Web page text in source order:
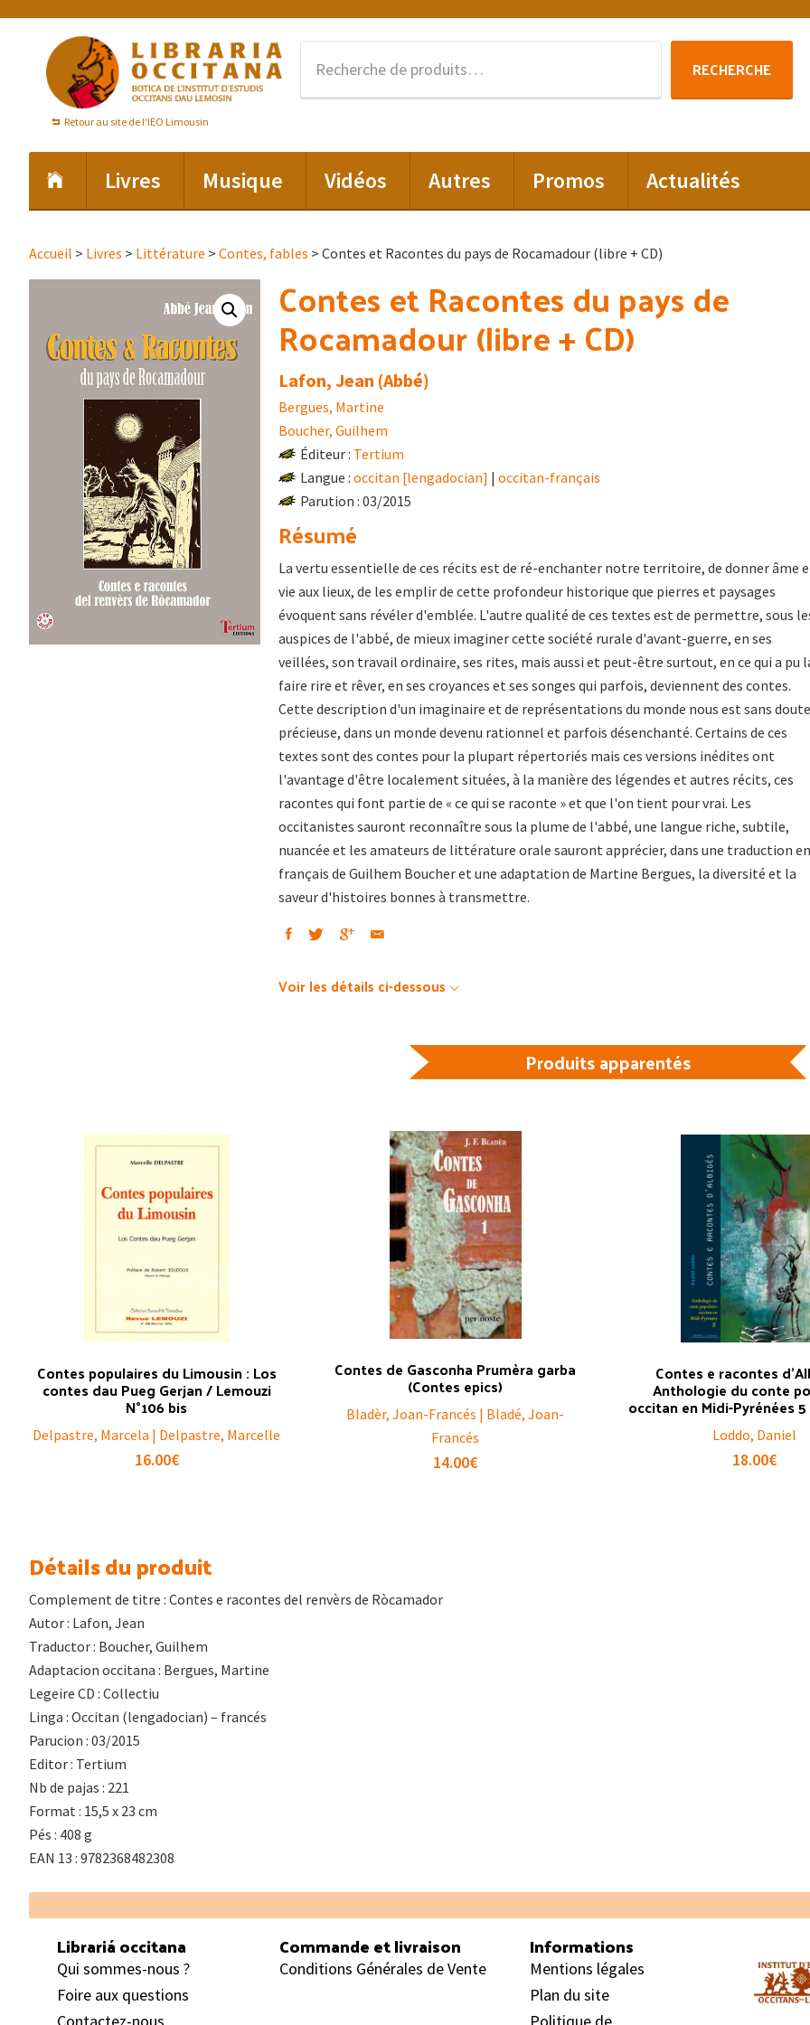
navigation
principale
contenu
principal
Retour au site de l'IEO Limousin
RECHERCHE
Livres Musique Vidéos Autres Promos Actualités
Accueil > Livres > Littérature > Contes, fables > Contes et Racontes du pays de Rocamadour (libre + CD)
Contes et Racontes du pays de
Rocamadour (libre + CD)
Lafon, Jean (Abbé)
Bergues, Martine
Boucher, Guilhem
Éditeur : Tertium
Langue : occitan [lengadocian] | occitan-français
Parution : 03/2015
Résumé
La vertu essentielle de ces récits est de ré-enchanter notre territoire, de donner âme
vie aux lieux, de les emplir de cette profondeur historique que pierres et paysages
évoquent sans révéler d'emblée. L'autre qualité de ces textes est de permettre, sous
auspices de l'abbé, de mieux imaginer cette société rurale d'avant-guerre, en ses
veillées, son travail ordinaire, ses rites, mais aussi et peut-être surtout, en ce qui a pu
faire rire et rêver, en ses croyances et ses songes qui parfois, deviennent des contes.
Cette description d'un imaginaire et de représentations du monde nous est sans doute
précieuse, dans un monde devenu rationnel et parfois désenchanté. Certains de ces
textes sont des contes pour la plupart répertoriés mais ces versions inédites ont
l'avantage d'être localement situées, à la manière des légendes et autres récits, ces
racontes qui font partie de « ce qui se raconte » et que l'on tient pour vrai. Les
occitanistes sauront reconnaître sous la plume de l'abbé, une langue riche, subtile,
nuancée et les amateurs de littérature orale sauront apprécier, dans une traduction en
français de Guilhem Boucher et une adaptation de Martine Bergues, la diversité et la
saveur d'histoires bonnes à transmettre.
Voir les détails ci-dessous
Produits apparentés
Contes populaires du Limousin : Los
contes dau Pueg Gerjan / Lemouzi
N°106 bis
Delpastre, Marcela | Delpastre, Marcelle
16.00€
Contes de Gasconha Prumèra garba
(Contes epics)
Bladèr, Joan-Francés | Bladé, Joan-
Francés
14.00€
Contes e racontes
Anthologie du conte
occitan en Midi-Pyrénées 5
Loddo, Daniel
18.00€
Détails du produit
Complement de titre : Contes e racontes del renvèrs de Ròcamador
Autor : Lafon, Jean
Traductor : Boucher, Guilhem
Adaptacion occitana : Bergues, Martine
Legeire CD : Collectiu
Linga : Occitan (lengadocian) – francés
Parucion : 03/2015
Editor : Tertium
Nb de pajas : 221
Format : 15,5 x 23 cm
Pés : 408 g
EAN 13 : 9782368482308
Footer
Librariá occitana
Qui sommes-nous ?
Foire aux questions
Contactez-nous
Commande et livraison
Conditions Générales de Vente
Informations
Mentions légales
Plan du site
Politique de